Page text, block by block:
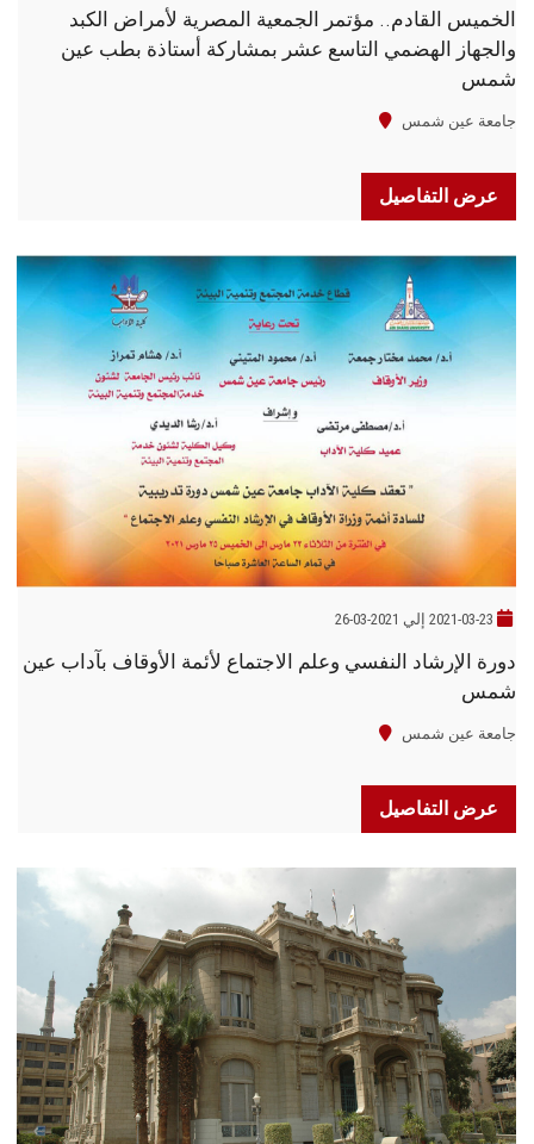
الخميس القادم.. مؤتمر الجمعية المصرية لأمراض الكبد
والجهاز الهضمي التاسع عشر بمشاركة أستاذة بطب عين
شمس
جامعة عين شمس
عرض التفاصيل
2021-03-23 إلي 2021-03-26
دورة الإرشاد النفسي وعلم الاجتماع لأئمة الأوقاف بآداب عين
شمس
جامعة عين شمس
عرض التفاصيل